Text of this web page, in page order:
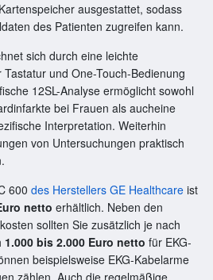
ausgestattet, sodass
des Patienten zugreifen kann.
sich durch eine leichte
und One-Touch-Bedienung
12SL-Analyse ermöglicht sowohl
bei Frauen als aucheine
Interpretation. Weiterhin
von Untersuchungen praktisch
600 des Herstellers GE Healthcare ist
netto erhältlich. Neben den
sollten Sie zusätzlich je nach
1.000 bis 2.000 Euro netto für EKG-
beispielsweise EKG-Kabelarme
zählen. Auch die regelmäßige